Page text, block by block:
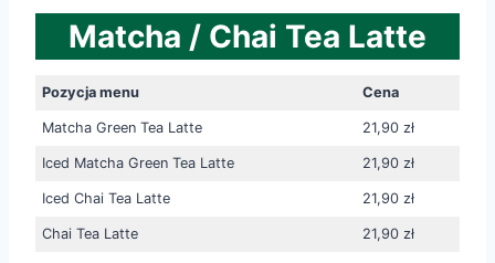
Matcha / Chai Tea Latte
Pozycja menu Cena
Matcha Green Tea Latte 21,90 zł
Iced Matcha Green Tea Latte 21,90 zł
Iced Chai Tea Latte 21,90 zł
Chai Tea Latte 21,90 zł